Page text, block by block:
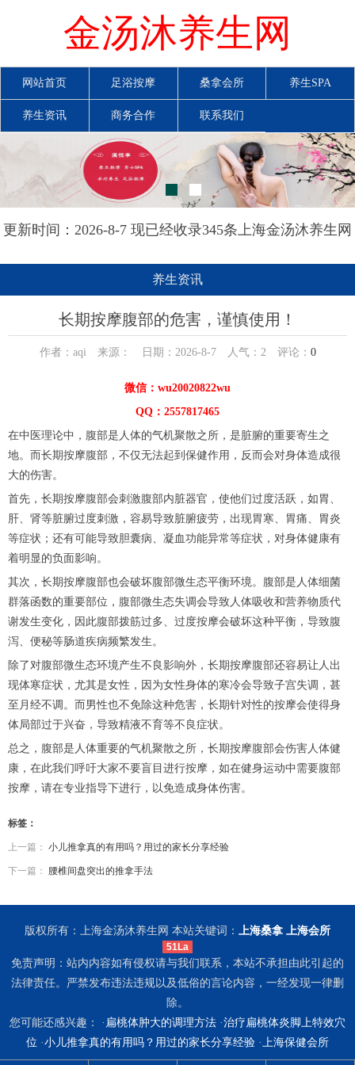
金汤沐养生网
网站首页 足浴按摩 桑拿会所 养生SPA
养生资讯 商务合作 联系我们
更新时间：2026-8-7 现已经收录345条上海金汤沐养生网
养生资讯
长期按摩腹部的危害，谨慎使用！
作者：aqi 来源： 日期：2026-8-7 人气： 2评论： 0
微信：wu20020822wu
QQ：2557817465
在中医理论中，腹部是人体的气机聚散之所，是脏腑的重要寄生之
地。而长期按摩腹部，不仅无法起到保健作用，反而会对身体造成很
大的伤害。
首先，长期按摩腹部会刺激腹部内脏器官，使他们过度活跃，如胃、
肝、肾等脏腑过度刺激，容易导致脏腑疲劳，出现胃寒、胃痛、胃炎
等症状；还有可能导致胆囊病、凝血功能异常等症状，对身体健康有
着明显的负面影响。
其次，长期按摩腹部也会破坏腹部微生态平衡环境。腹部是人体细菌
群落函数的重要部位，腹部微生态失调会导致人体吸收和营养物质代
谢发生变化，因此腹部拨筋过多、过度按摩会破坏这种平衡，导致腹
泻、便秘等肠道疾病频繁发生。
除了对腹部微生态环境产生不良影响外，长期按摩腹部还容易让人出
现体寒症状，尤其是女性，因为女性身体的寒冷会导致子宫失调，甚
至月经不调。而男性也不免除这种危害，长期针对性的按摩会使得身
体局部过于兴奋，导致精液不育等不良症状。
总之，腹部是人体重要的气机聚散之所，长期按摩腹部会伤害人体健
康，在此我们呼吁大家不要盲目进行按摩，如在健身运动中需要腹部
按摩，请在专业指导下进行，以免造成身体伤害。
标签：
上一篇： 小儿推拿真的有用吗？用过的家长分享经验
下一篇： 腰椎间盘突出的推拿手法
版权所有：上海金汤沐养生网 本站关键词： 上海桑拿 上海会所
51La
免责声明：站内内容如有侵权请与我们联系，本站不承担由此引起的
法律责任。严禁发布违法违规以及低俗的言论内容，一经发现一律删
除。
您可能还感兴趣： · 扁桃体肿大的调理方法 ·治疗扁桃体炎脚上特效穴
位 ·小儿推拿真的有用吗？用过的家长分享经验 ·上海保健会所